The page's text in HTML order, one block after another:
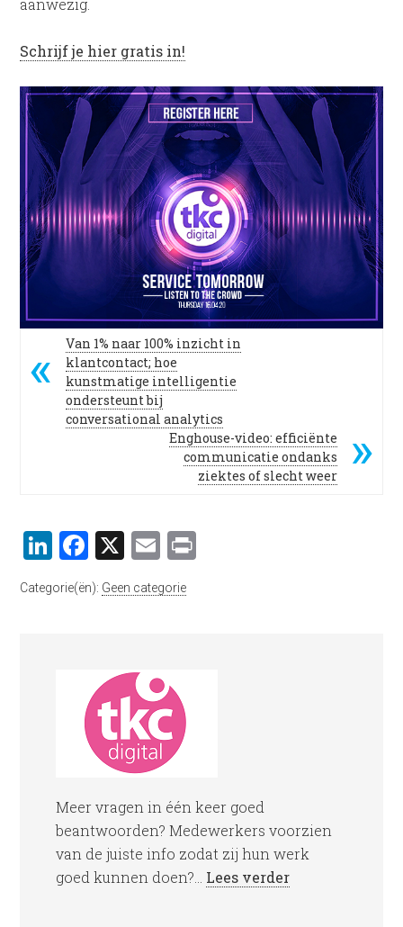
aanwezig.
Schrijf je hier gratis in!
Van 1% naar 100% inzicht in
klantcontact; hoe
kunstmatige intelligentie
ondersteunt bij
conversational analytics
Enghouse-video: efficiënte
communicatie ondanks
ziektes of slecht weer
LinkedIn
Facebook
X Email
Categorie(ën): Geen categorie
Meer vragen in één keer goed
beantwoorden? Medewerkers voorzien
van de juiste info zodat zij hun werk
goed kunnen doen?... Lees verder